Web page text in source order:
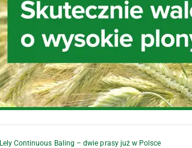
Lely Continuous Baling – dwie prasy już w Polsce